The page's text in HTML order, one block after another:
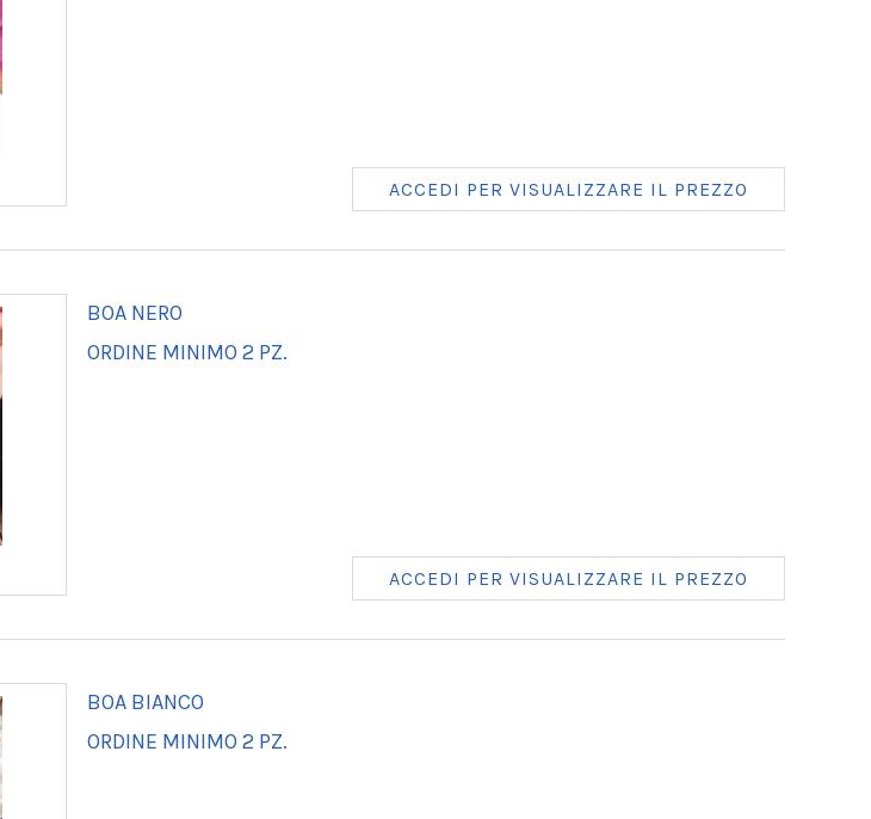
ACCEDI PER VISUALIZZARE IL PREZZO
BOA NERO
ORDINE MINIMO 2 PZ.
ACCEDI PER VISUALIZZARE IL PREZZO
BOA BIANCO
ORDINE MINIMO 2 PZ.